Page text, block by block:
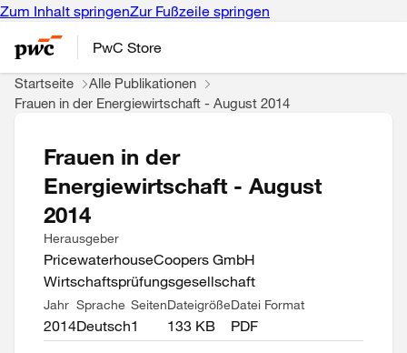
Zum Inhalt springenZur Fußzeile springen
PwC Store
Startseite
Alle Publikationen
Frauen in der Energiewirtschaft - August 2014
Frauen in der
Energiewirtschaft - August
2014
Herausgeber
PricewaterhouseCoopers GmbH
Wirtschaftsprüfungsgesellschaft
Jahr
2014
Sprache
Deutsch
Seiten
1
Dateigröße
133 KB
Datei Format
PDF